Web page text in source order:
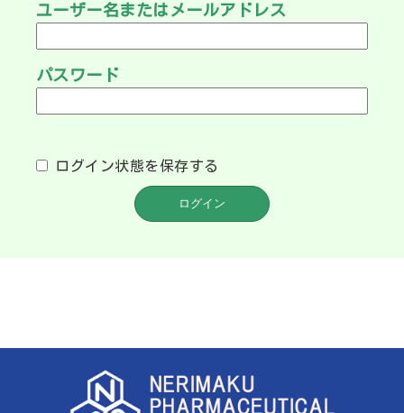
ユーザー名またはメールアドレス
パスワード
ログイン状態を保存する